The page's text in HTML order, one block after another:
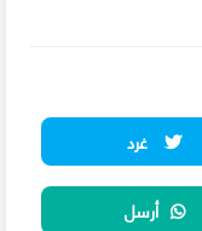
غرد
أرسل